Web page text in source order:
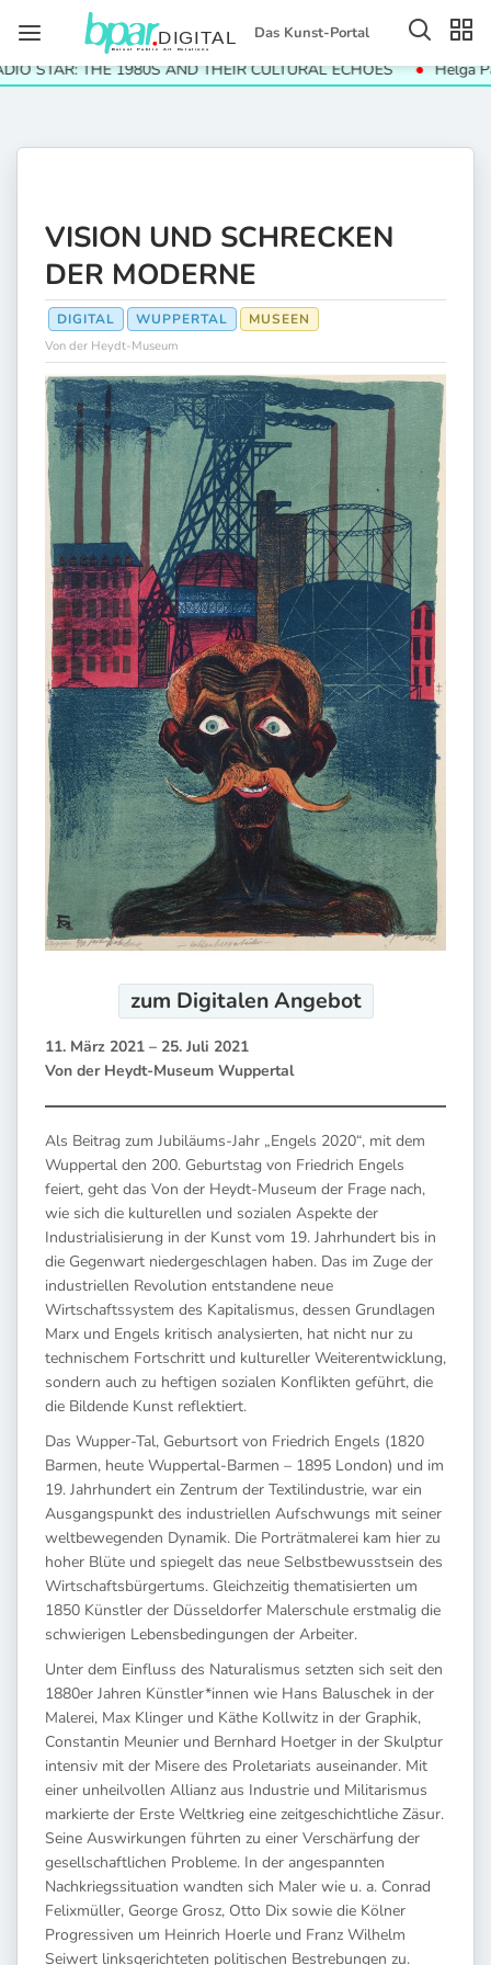
Das Kunst-Portal
THE 1980S AND THEIR CULTURAL ECHOES Helga Paris.
VISION UND SCHRECKEN
DER MODERNE
DIGITAL WUPPERTAL MUSEEN
Von der Heydt-Museum
zum DigitalenAngebot
11. März 2021 – 25. Juli 2021
Von der Heydt-Museum Wuppertal
Als Beitrag zum Jubiläums-Jahr „Engels 2020“, mit dem
Wuppertal den 200. Geburtstag von Friedrich Engels
feiert, geht das Von der Heydt-Museum der Frage nach,
wie sich die kulturellen und sozialen Aspekte der
Industrialisierung in der Kunst vom 19. Jahrhundert bis in
die Gegenwart niedergeschlagen haben. Das im Zuge der
industriellen Revolution entstandene neue
Wirtschaftssystem des Kapitalismus, dessen Grundlagen
Marx und Engels kritisch analysierten, hat nicht nur zu
technischem Fortschritt und kultureller Weiterentwicklung,
sondern auch zu heftigen sozialen Konflikten geführt, die
die Bildende Kunst reflektiert.
Das Wupper-Tal, Geburtsort von Friedrich Engels (1820
Barmen, heute Wuppertal-Barmen – 1895 London) und im
19. Jahrhundert ein Zentrum der Textilindustrie, war ein
Ausgangspunkt des industriellen Aufschwungs mit seiner
weltbewegenden Dynamik. Die Porträtmalerei kam hier zu
hoher Blüte und spiegelt das neue Selbstbewusstsein des
Wirtschaftsbürgertums. Gleichzeitig thematisierten um
1850 Künstler der Düsseldorfer Malerschule erstmalig die
schwierigen Lebensbedingungen der Arbeiter.
Unter dem Einfluss des Naturalismus setzten sich seit den
1880er Jahren Künstler*innen wie Hans Baluschek in der
Malerei, Max Klinger und Käthe Kollwitz in der Graphik,
Constantin Meunier und Bernhard Hoetger in der Skulptur
intensiv mit der Misere des Proletariats auseinander. Mit
einer unheilvollen Allianz aus Industrie und Militarismus
markierte der Erste Weltkrieg eine zeitgeschichtliche Zäsur.
Seine Auswirkungen führten zu einer Verschärfung der
gesellschaftlichen Probleme. In der angespannten
Nachkriegssituation wandten sich Maler wie u. a. Conrad
Felixmüller, George Grosz, Otto Dix sowie die Kölner
Progressiven um Heinrich Hoerle und Franz Wilhelm
Seiwert linksgerichteten politischen Bestrebungen zu.